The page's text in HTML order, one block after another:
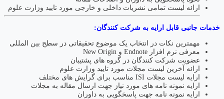
ارائه لیست تمامی نشریات داخلی و خارجی مورد تایید وزارت علوم
خدمات جانبی قابل ارایه به شرکت کنندگان:
مهمترین نکات در انتخاب یک موضوع تحقیقاتی در سطح بین المللی
معرفی نرم افزار Endnote و New Origin
عضویت شرکت کنندگان در گروه های پشتیبان
ارائه آخرین لیست مجلات مورد تایید وزارت علوم
ارایه لیست مجلات ISI مناسب برای گرایش های مختلف
ارایه نمونه نامه های مورد نیاز جهت ارسال مقاله به مجلات
ارایه نمونه نامه جهت پاسخگویی به داوران